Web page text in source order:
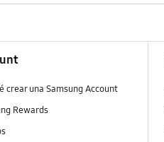
crear una Samsung Account
Rewards